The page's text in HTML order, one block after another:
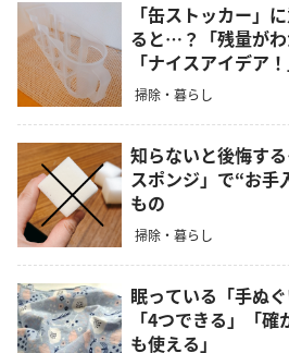
「缶ストッカー」
ると…？「残量がわ
「ナイスアイデア！
掃除・暮らし
知らないと後悔す
スポンジ」で“お手
もの
掃除・暮らし
眠っている「手ぬ
「4つできる」「
も使える」